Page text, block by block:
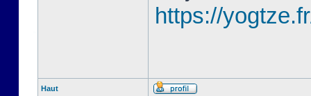
https://
Haut